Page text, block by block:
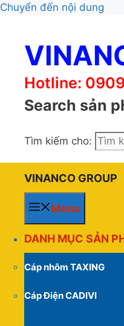
Chuyển đến nội dung
Hotline:
Search sản
Tìm kiếm cho:
VINANCO GROUP
Menu
DANH MỤC SẢN
Cáp nhôm TAXING
Cáp Điện CADIVI